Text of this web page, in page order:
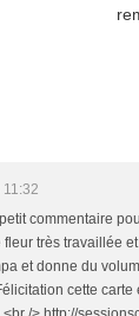
commentaire
très travaillée
et donne du
cette carte